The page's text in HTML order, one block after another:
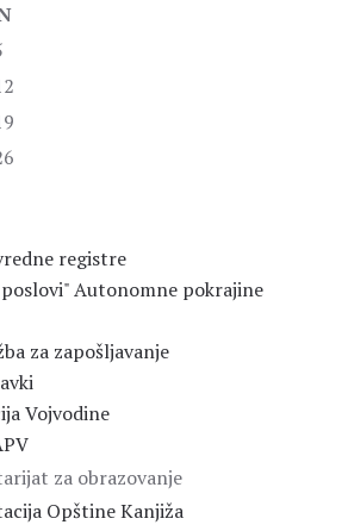
registre
Autonomne pokrajine
za zapošljavanje
Vojvodine